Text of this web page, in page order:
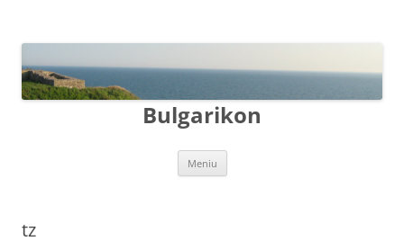
Bulgarikon
Meniu Sari
conținut
tz